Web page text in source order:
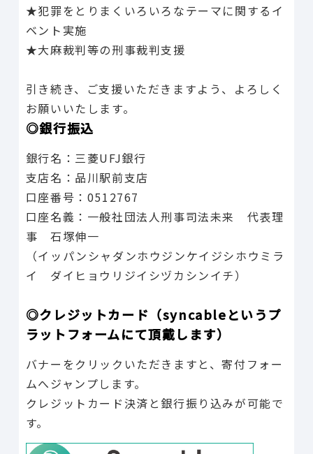
★犯罪をとりまくいろいろなテーマに関するイ
ベント実施
★大麻裁判等の刑事裁判支援
引き続き、ご支援いただきますよう、よろしく
お願いいたします。
◎銀行振込
銀行名：三菱UFJ銀行
支店名：品川駅前支店
口座番号：0512767
口座名義：一般社団法人刑事司法未来 代表理
事 石塚伸一
（イッパンシャダンホウジンケイジシホウミラ
イ ダイヒョウリジイシヅカシンイチ）
◎クレジットカード（syncableというプ
ラットフォームにて頂戴します）
バナーをクリックいただきますと、寄付フォー
ムへジャンプします。
クレジットカード決済と銀行振り込みが可能で
す。